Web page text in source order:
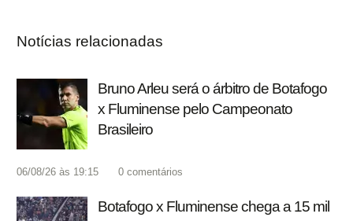
Notícias relacionadas
Bruno Arleu será o árbitro de Botafogo
x Fluminense pelo Campeonato
Brasileiro
06/08/26 às 19:15 0 comentários
Botafogo x Fluminense chega a 15 mil